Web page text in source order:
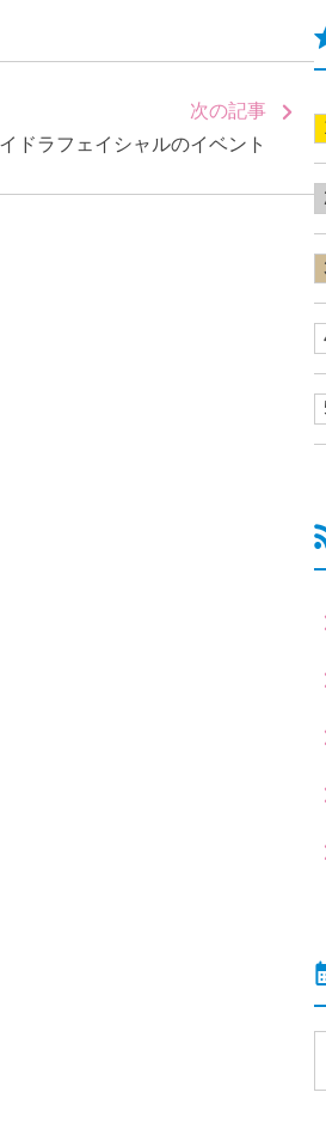
次の記事
ドラフェイシャルのイベント